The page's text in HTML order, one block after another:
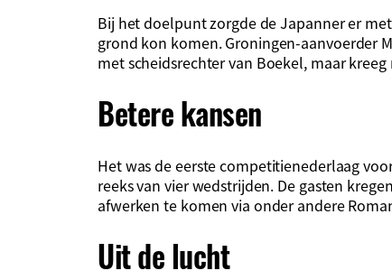
Bij het doelpunt zorgde de Japanner er
grond kon komen. Groningen-aanvoerder
met scheidsrechter van Boekel, maar
Betere kansen
Het was de eerste competitienederlaag
reeks van vier wedstrijden. De gasten
afwerken te komen via onder andere
Uit de lucht